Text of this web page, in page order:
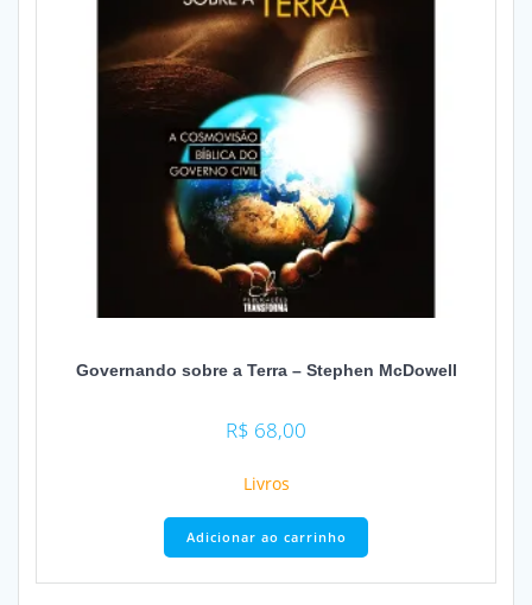
Governando sobre a Terra – Stephen McDowell
R$ 68,00
Livros
Adicionar ao carrinho